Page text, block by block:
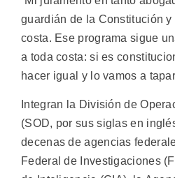
guardián de la Constitución y
costa. Ese programa sigue
a toda costa: si es
hacer igual y lo vamos a
Integran la División de
(SOD, por sus siglas en
decenas de agencias
Federal de Investigaciones